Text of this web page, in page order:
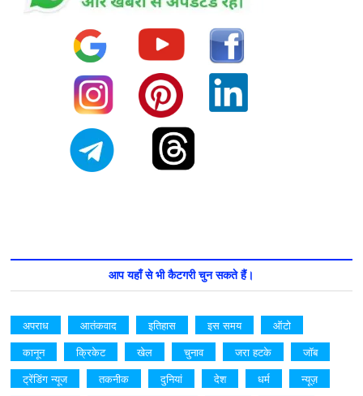
आप यहाँ से भी कैटगरी चुन सकते हैं।
अपराध आतंकवाद इतिहास इस समय
ऑटो
कानून
क्रिकेट खेल चुनाव जरा हटके
जॉब
ट्रेंडिंग न्यूज
तकनीक दुनियां देश धर्म
न्यूज़